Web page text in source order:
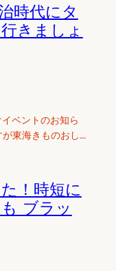
時代にタ
きましょ
ベントのお知ら
東海きものおし…
！時短に
ブラッ